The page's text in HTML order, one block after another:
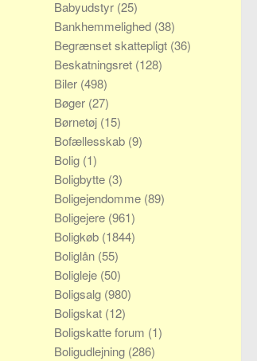
Babyudstyr (25)
Bankhemmelighed (38)
Begrænset skattepligt (36)
Beskatningsret (128)
Biler (498)
Bøger (27)
Børnetøj (15)
Bofællesskab (9)
Bolig (1)
Boligbytte (3)
Boligejendomme (89)
Boligejere (961)
Boligkøb (1844)
Boliglån (55)
Boligleje (50)
Boligsalg (980)
Boligskat (12)
Boligskatte forum (1)
Boligudlejning (286)